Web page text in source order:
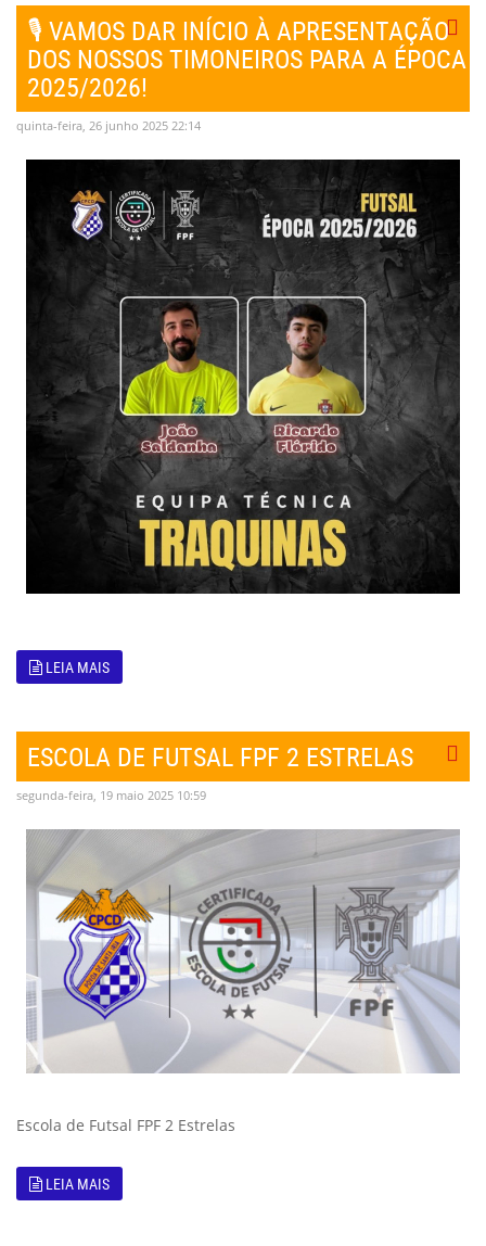
🎙️ VAMOS DAR INÍCIO À APRESENTAÇÃO
DOS NOSSOS TIMONEIROS PARA A ÉPOCA
2025/2026!
quinta-feira, 26 junho 2025 22:14
LEIA MAIS
ESCOLA DE FUTSAL FPF 2 ESTRELAS
segunda-feira, 19 maio 2025 10:59
Escola de Futsal FPF 2 Estrelas
LEIA MAIS